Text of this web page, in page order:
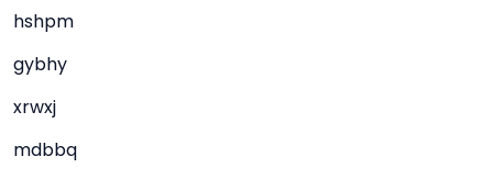
hshpm
gybhy
xrwxj
mdbbq